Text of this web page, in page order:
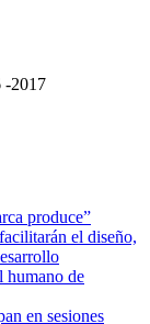
-2017
produce”
el diseño,
humano de
en sesiones